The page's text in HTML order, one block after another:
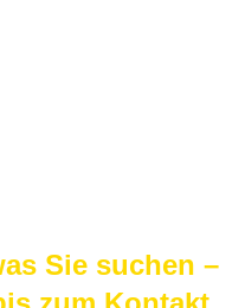
Sie suchen –